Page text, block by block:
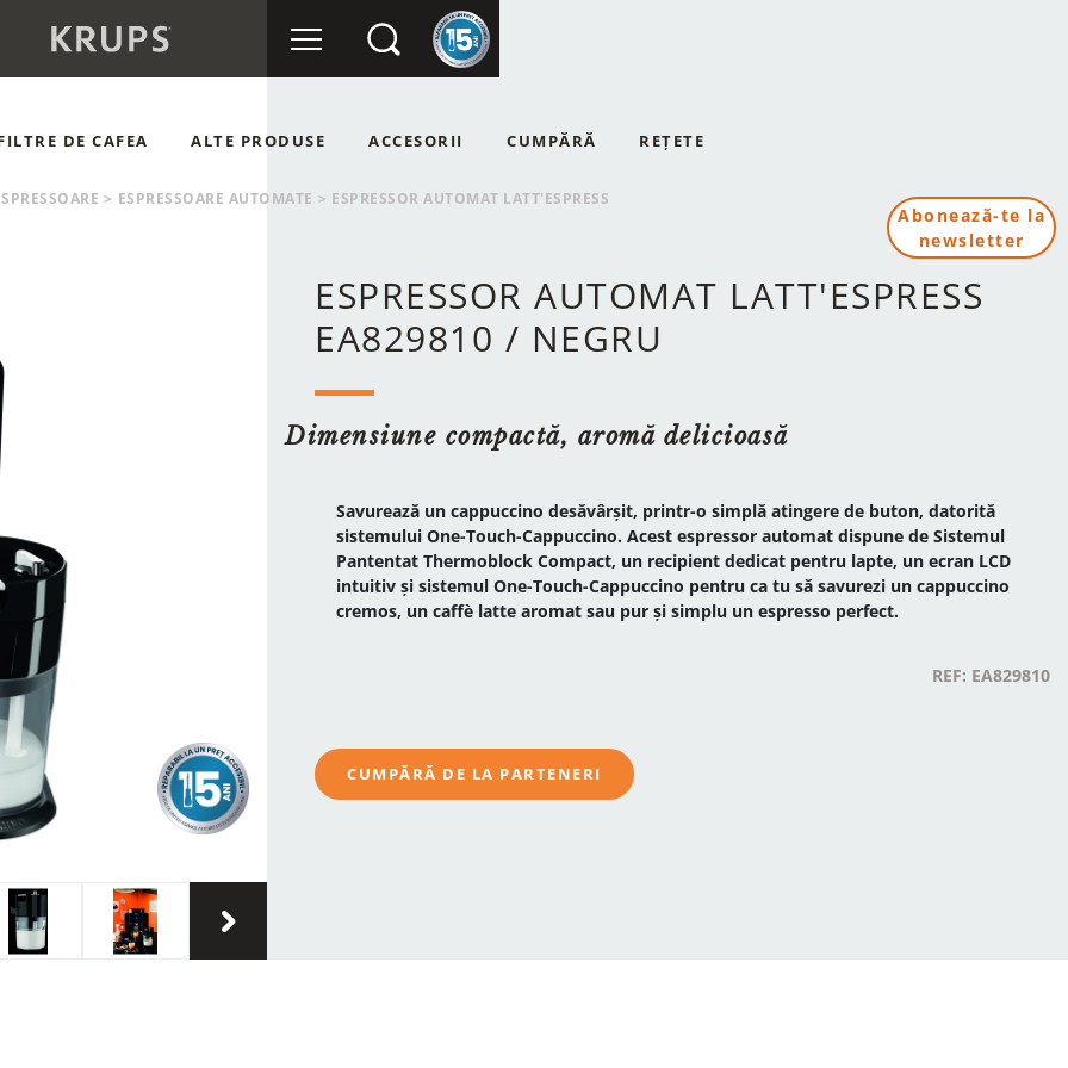
DE CAFEA ALTE PRODUSE ACCESORII CUMPĂRĂ REȚETE
> ESPRESSOARE AUTOMATE > ESPRESSOR AUTOMAT LATT'ESPRESS
›
ESPRESSOR AUTOMAT LATT'ESPRESS
EA829810 / NEGRU
Dimensiune compactă, aromă delicioasă
Savurează un cappuccino desăvârșit, printr-o simplă atingere de buton, datorită
sistemului One-Touch-Cappuccino. Acest espressor automat dispune de Sistemul
Pantentat Thermoblock Compact, un recipient dedicat pentru lapte, un ecran LCD
intuitiv și sistemul One-Touch-Cappuccino pentru ca tu să savurezi un cappuccino
cremos, un caffè latte aromat sau pur și simplu un espresso perfect.
REF: EA829810
CUMPĂRĂ DE LA PARTENERI
Abonează-te la
newsletter